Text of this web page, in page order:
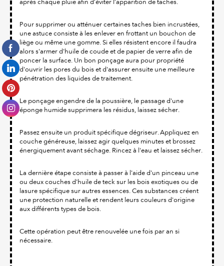
après chaque pluie afin d’éviter l’apparition de taches.
Pour supprimer ou atténuer certaines taches bien incrustées,
une astuce consiste à les enlever en frottant un bouchon de
liège ou même une gomme. Si elles résistent encore il faudra
alors s'armer d'huile de coude et de papier de verre afin de
poncer la surface. Un bon ponçage aura pour propriété
d'ouvrir les pores du bois et d'assurer ensuite une meilleure
pénétration des liquides de traitement.
Le ponçage engendre de la poussière, le passage d'une
éponge humide supprimera les résidus, laissez sécher.
Passez ensuite un produit spécifique dégriseur. Appliquez en
couche généreuse, laissez agir quelques minutes et brossez
énergiquement avant séchage. Rincez à l'eau et laissez sécher.
La dernière étape consiste à passer à l'aide d'un pinceau une
ou deux couches d'huile de teck sur les bois exotiques ou de
lasure spécifique sur autres essences. Ces substances créent
une protection naturelle et rendent leurs couleurs d'origine
aux différents types de bois.
Cette opération peut être renouvelée une fois par an si
nécessaire.